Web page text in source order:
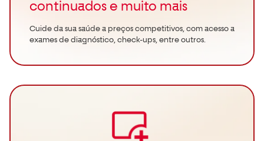
continuados e muito mais
Cuide da sua saúde a preços competitivos, com acesso a
exames de diagnóstico, check-ups, entre outros.